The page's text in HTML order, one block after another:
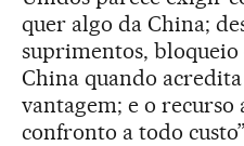
quer algo da China;
suprimentos, bloqueio
China quando acredita
vantagem; e o recurso
confronto a todo